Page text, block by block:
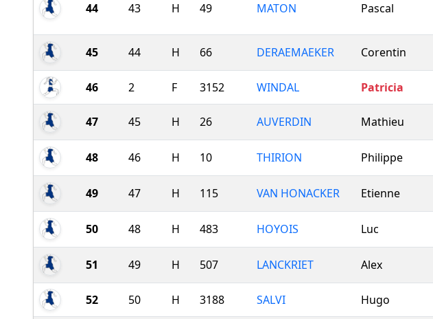
44 43 H 49 MATON Pascal
45 44 H 66 DERAEMAEKER Corentin
46 2 F 3152 WINDAL Patricia
47 45 H 26 AUVERDIN Mathieu
48 46 H 10 THIRION Philippe
49 47 H 115 VAN HONACKER Etienne
50 48 H 483 HOYOIS Luc
51 49 H 507 LANCKRIET Alex
52 50 H 3188 SALVI Hugo